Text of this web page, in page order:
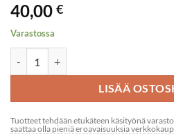
40,00 €
Varastossa
LISÄÄ
Tuotteet tehdään etukäteen käsityönä
saattaa olla pieniä eroavaisuuksia